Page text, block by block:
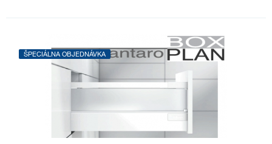
ŠPECIÁLNA OBJEDNÁVKA